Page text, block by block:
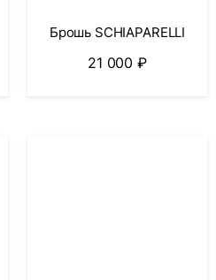
Брошь SCHIAPARELLI
21 000₽